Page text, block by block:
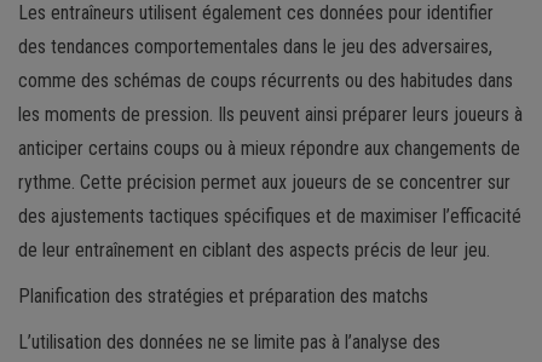
Les entraîneurs utilisent également ces données pour identifier
des tendances comportementales dans le jeu des adversaires,
comme des schémas de coups récurrents ou des habitudes dans
les moments de pression. Ils peuvent ainsi préparer leurs joueurs à
anticiper certains coups ou à mieux répondre aux changements de
rythme. Cette précision permet aux joueurs de se concentrer sur
des ajustements tactiques spécifiques et de maximiser l’efficacité
de leur entraînement en ciblant des aspects précis de leur jeu.
Planification des stratégies et préparation des matchs
L’utilisation des données ne se limite pas à l’analyse des